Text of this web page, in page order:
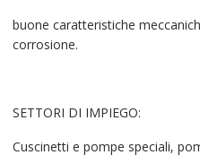
buone caratteristiche
corrosione.
SETTORI DI IMPIEGO:
Cuscinetti e pompe speciali,